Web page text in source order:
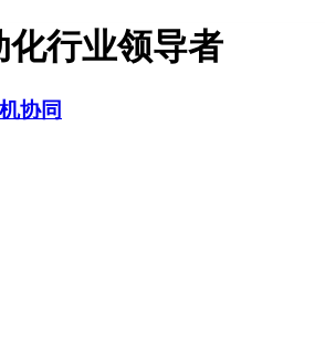
行业领导者